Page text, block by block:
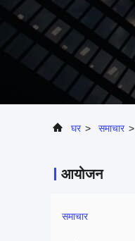
घर > समाचार >
आयोजन
समाचार